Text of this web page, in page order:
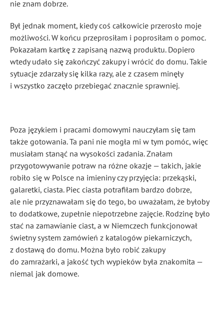
nie znam dobrze.
Był jednak moment, kiedy coś całkowicie przerosło moje
możliwości. W końcu przeprosiłam i poprosiłam o pomoc.
Pokazałam kartkę z zapisaną nazwą produktu. Dopiero
wtedy udało się zakończyć zakupy i wrócić do domu. Takie
sytuacje zdarzały się kilka razy, ale z czasem minęły
i wszystko zaczęło przebiegać znacznie sprawniej.
Poza językiem i pracami domowymi nauczyłam się tam
także gotowania. Ta pani nie mogła mi w tym pomóc, więc
musiałam stanąć na wysokości zadania. Znałam
przygotowywanie potraw na różne okazje — takich, jakie
robiło się w Polsce na imieniny czy przyjęcia: przekąski,
galaretki, ciasta. Piec ciasta potrafiłam bardzo dobrze,
ale nie przyznawałam się do tego, bo uważałam, że byłoby
to dodatkowe, zupełnie niepotrzebne zajęcie. Rodzinę było
stać na zamawianie ciast, a w Niemczech funkcjonował
świetny system zamówień z katalogów piekarniczych,
z dostawą do domu. Można było robić zakupy
do zamrażarki, a jakość tych wypieków była znakomita —
niemal jak domowe.